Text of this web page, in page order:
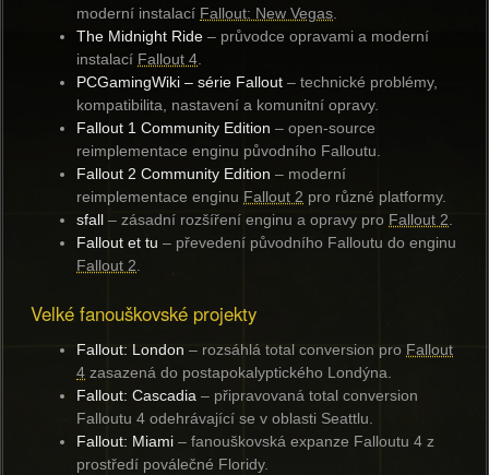
moderní instalací Fallout: New Vegas
The Midnight Ride – průvodce opravami a moderní
instalací Fallout 4
PCGamingWiki – série Fallout – technické problémy,
kompatibilita, nastavení a komunitní opravy.
Fallout 1 Community Edition – open-source
reimplementace enginu původního Falloutu.
Fallout 2 Community Edition – moderní
reimplementace enginu Fallout 2 pro různé platformy.
sfall – zásadní rozšíření enginu a opravy pro Fallout 2
Fallout et tu – převedení původního Falloutu do enginu
Fallout 2
Velké fanouškovské projekty
Fallout: London – rozsáhlá total conversion pro Fallout
4 zasazená do postapokalyptického Londýna.
Fallout: Cascadia – připravovaná total conversion
Falloutu 4 odehrávající se v oblasti Seattlu.
Fallout: Miami – fanouškovská expanze Falloutu 4 z
prostředí poválečné Floridy.